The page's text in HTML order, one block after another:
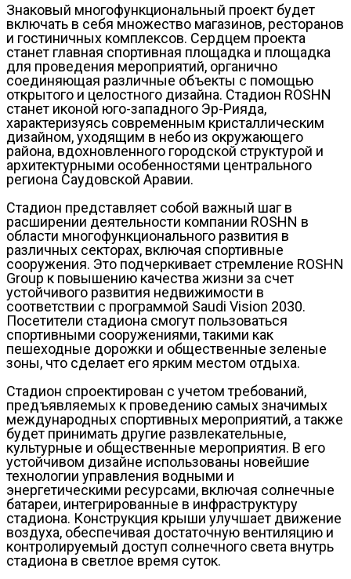
Знаковый многофункциональный проект будет
включать в себя множество магазинов, ресторанов
и гостиничных комплексов. Сердцем проекта
станет главная спортивная площадка и площадка
для проведения мероприятий, органично
соединяющая различные объекты с помощью
открытого и целостного дизайна. Стадион ROSHN
станет иконой юго-западного Эр-Рияда,
характеризуясь современным кристаллическим
дизайном, уходящим в небо из окружающего
района, вдохновленного городской структурой и
архитектурными особенностями центрального
региона Саудовской Аравии.
Стадион представляет собой важный шаг в
расширении деятельности компании ROSHN в
области многофункционального развития в
различных секторах, включая спортивные
сооружения. Это подчеркивает стремление ROSHN
Group к повышению качества жизни за счет
устойчивого развития недвижимости в
соответствии с программой Saudi Vision 2030.
Посетители стадиона смогут пользоваться
спортивными сооружениями, такими как
пешеходные дорожки и общественные зеленые
зоны, что сделает его ярким местом отдыха.
Стадион спроектирован с учетом требований,
предъявляемых к проведению самых значимых
международных спортивных мероприятий, а также
будет принимать другие развлекательные,
культурные и общественные мероприятия. В его
устойчивом дизайне использованы новейшие
технологии управления водными и
энергетическими ресурсами, включая солнечные
батареи, интегрированные в инфраструктуру
стадиона. Конструкция крыши улучшает движение
воздуха, обеспечивая достаточную вентиляцию и
контролируемый доступ солнечного света внутрь
стадиона в светлое время суток.